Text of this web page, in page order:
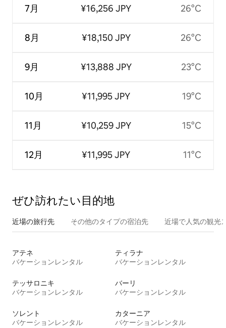
7月
8月
9月
10月
11月
12月
¥16,256 JPY
¥18,150 JPY
¥13,888 JPY
¥11,995 JPY
¥10,259 JPY
¥11,995 JPY
26°C
26°C
23°C
19°C
15°C
11°C
ぜひ訪⁠れ⁠た⁠い目⁠的⁠地
近場の旅行先 その他のタ⁠イ⁠プ⁠の宿⁠泊⁠先 近場で人気の観光
アテネ
バケーションレンタル
ティラナ
バケーションレンタル
テッサロニキ
バケーションレンタル
バーリ
バケーションレンタル
ソレント
バケーションレンタル
カターニア
バケーションレンタル